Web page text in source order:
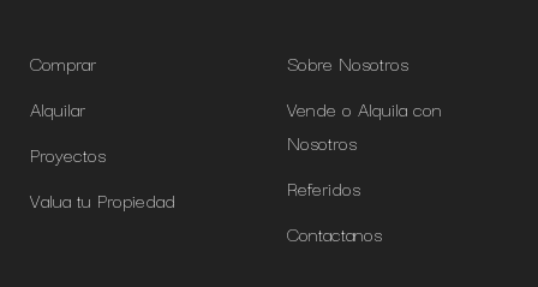
Comprar
Alquilar
Proyectos
Valua tu Propiedad
Sobre Nosotros
Vende o Alquila con
Nosotros
Referidos
Contactanos